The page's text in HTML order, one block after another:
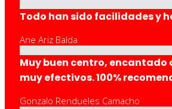
Todo han sido facilidades y
Ane Ariz Balda
Muy buen centro,
muy efectivos. 100%
Gonzalo Rendueles Camacho